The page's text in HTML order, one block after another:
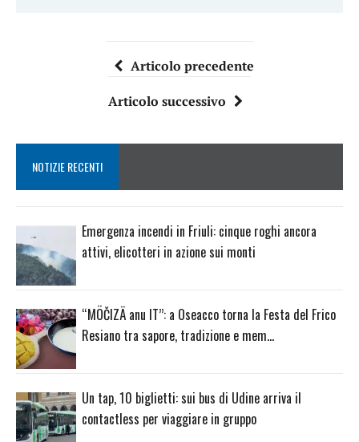
Articolo precedente
Articolo successivo
NOTIZIE RECENTI
Emergenza incendi in Friuli: cinque roghi ancora
attivi, elicotteri in azione sui monti
“MÖČIZÄ anu IT”: a Oseacco torna la Festa del Frico
Resiano tra sapore, tradizione e mem…
Un tap, 10 biglietti: sui bus di Udine arriva il
contactless per viaggiare in gruppo